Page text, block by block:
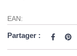
EAN:
Partager :